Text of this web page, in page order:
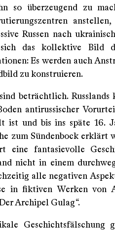
so überzeugend zu
Russen nach
sich das kollektive Bild
Es werden auch
zu konstruieren.
beträchtlich.
antirussischer
ist und bis ins späte 16.
zum Sündenbock erklärt
eine fantasievolle
nicht in einem
alle negativen
in fiktiven Werken von
Archipel Gulag“.
Geschichtsfälschung